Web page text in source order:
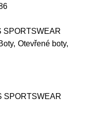
SPORTSWEAR
Otevřené boty,
SPORTSWEAR